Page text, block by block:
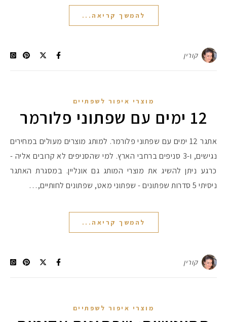
להמשך קריאה...
קורין
מוצרי איפור לשפתיים
12 ימים עם שפתוני פלורמר
אתגר 12 ימים עם שפתוני פלורמר. למותג מוצרים מעולים במחירים
נגישים, ו-3 סניפים ברחבי הארץ. למי שהסניפים לא קרובים אליה -
כרגע ניתן להשיג את מוצרי המותג גם אונליין. במסגרת האתגר
ניסיתי 5 סדרות שפתונים - שפתוני מאט, שפתונים לחותיים,…
להמשך קריאה...
קורין
מוצרי איפור לשפתיים